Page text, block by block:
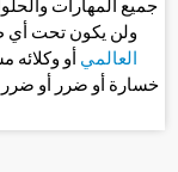
جميع المهارات
ولن يكون تحت
العالمي أو
خسارة أو ضرر أو